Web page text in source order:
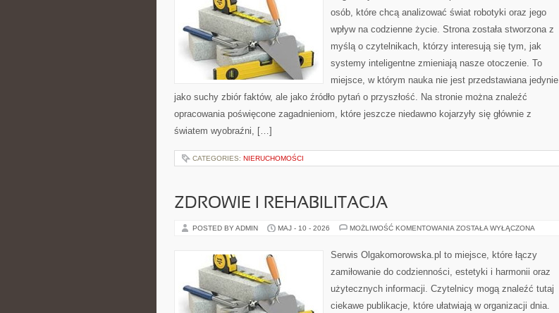
osób, które chcą analizować świat robotyki oraz jego
wpływ na codzienne życie. Strona została stworzona z
myślą o czytelnikach, którzy interesują się tym, jak
systemy inteligentne zmieniają nasze otoczenie. To
miejsce, w którym nauka nie jest przedstawiana jedynie
jako suchy zbiór faktów, ale jako źródło pytań o przyszłość. Na stronie można znaleźć
opracowania poświęcone zagadnieniom, które jeszcze niedawno kojarzyły się głównie z
światem wyobraźni, […]
CATEGORIES: NIERUCHOMOŚCI
ZDROWIE I REHABILITACJA
POSTED BY ADMIN MAJ - 10 - 2026 MOŻLIWOŚĆ KOMENTOWANIA ZDROWIE
ZOSTAŁA WYŁĄCZONA
Serwis Olgakomorowska.pl to miejsce, które łączy
zamiłowanie do codzienności, estetyki i harmonii oraz
użytecznych informacji. Czytelnicy mogą znaleźć tutaj
ciekawe publikacje, które ułatwiają w organizacji dnia.